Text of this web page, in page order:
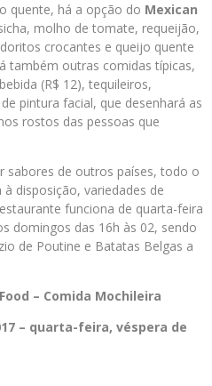
quente, há a opção do Mexican
molho de tomate, requeijão,
crocantes e queijo quente
também outras comidas típicas,
bebida (R$ 12), tequileiros,
de pintura facial, que desenhará as
rostos das pessoas que
sabores de outros países, todo o
disposição, variedades de
funciona de quarta-feira
domingos das 16h às 02, sendo
de Poutine e Batatas Belgas a
Food – Comida Mochileira
– quarta-feira, véspera de